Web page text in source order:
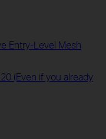
Entry-Level Mesh
(Even if you already